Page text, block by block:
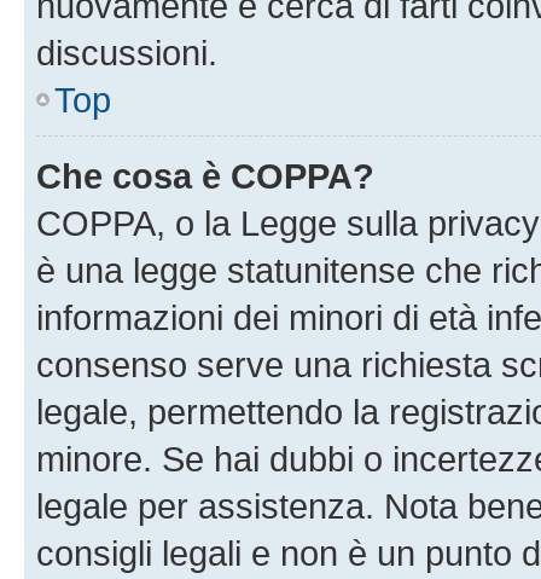
discussioni.
Top
Che cosa è COPPA?
COPPA, o la Legge sulla
è una legge statunitense che
informazioni dei minori di età
consenso serve una richiesta
legale, permettendo la
minore. Se hai dubbi o
legale per assistenza. Nota
consigli legali e non è un punto